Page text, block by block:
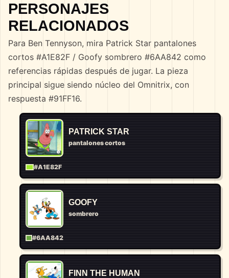
PERSONAJES
RELACIONADOS
Para Ben Tennyson, mira Patrick Star pantalones
cortos #A1E82F / Goofy sombrero #6AA842 como
referencias rápidas después de jugar. La pieza
principal sigue siendo núcleo del Omnitrix, con
respuesta #91FF16.
PATRICK STAR
pantalones cortos
#A1E82F
GOOFY
sombrero
#6AA842
FINN THE HUMAN